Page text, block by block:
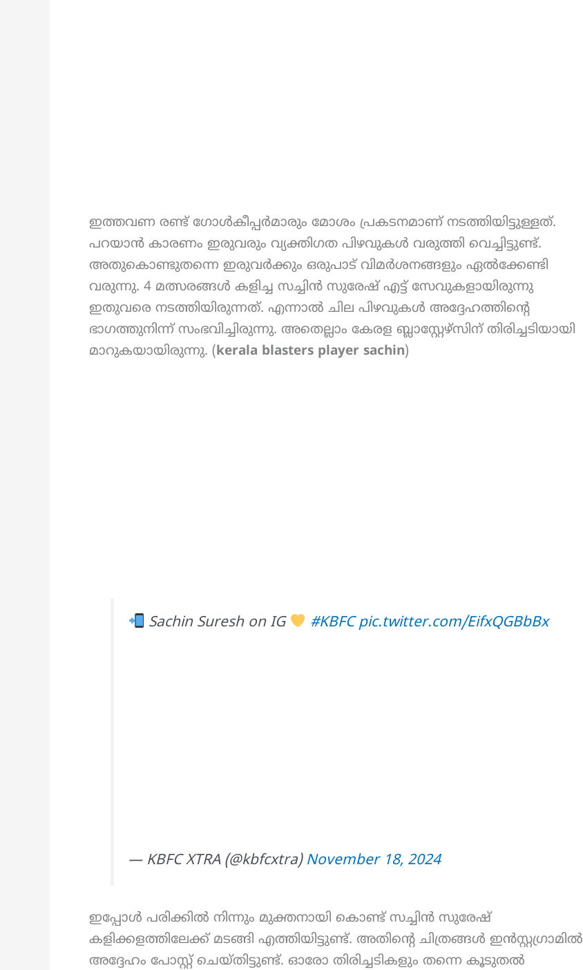
ഇത്തവണ രണ്ട് ഗോൾകീപ്പർമാരും മോശം പ്രകടനമാണ് നടത്തിയിട്ടുള്ളത്.
പറയാൻ കാരണം ഇരുവരും വ്യക്തിഗത പിഴവുകൾ വരുത്തി വെച്ചിട്ടുണ്ട്.
അതുകൊണ്ടുതന്നെ ഇരുവർക്കും ഒരുപാട് വിമർശനങ്ങളും ഏൽക്കേണ്ടി
വരുന്നു. 4 മത്സരങ്ങൾ കളിച്ച സച്ചിൻ സുരേഷ് എട്ട് സേവുകളായിരുന്നു
ഇതുവരെ നടത്തിയിരുന്നത്. എന്നാൽ ചില പിഴവുകൾ അദ്ദേഹത്തിന്റെ
ഭാഗത്തുനിന്ന് സംഭവിച്ചിരുന്നു. അതെല്ലാം കേരള ബ്ലാസ്റ്റേഴ്സിന് തിരിച്ചടിയായി
മാറുകയായിരുന്നു. (kerala blasters player sachin)
Sachin Suresh on IG #KBFC pic.twitter.com/EifxQGBbBx
— KBFC XTRA (@kbfcxtra) November 18, 2024
ഇപ്പോൾ പരിക്കിൽ നിന്നും മുക്തനായി കൊണ്ട് സച്ചിൻ സുരേഷ്
കളിക്കളത്തിലേക്ക് മടങ്ങി എത്തിയിട്ടുണ്ട്. അതിന്റെ ചിത്രങ്ങൾ ഇൻസ്റ്റഗ്രാമിൽ
അദ്ദേഹം പോസ്റ്റ് ചെയ്തിട്ടുണ്ട്. ഓരോ തിരിച്ചടികളും തന്നെ കൂടുതൽ